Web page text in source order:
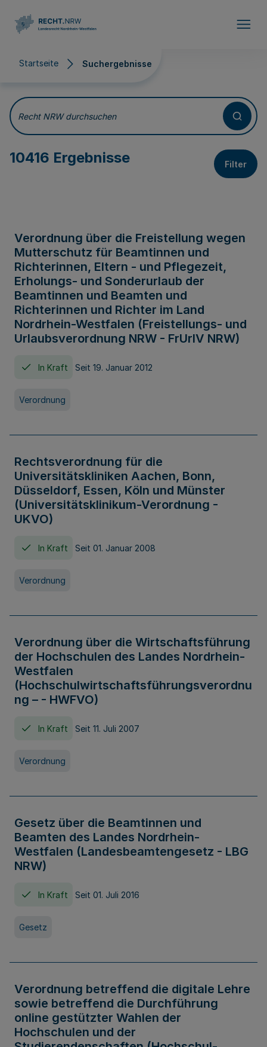
Startseite Suchergebnisse
Suchergebnisse
Recht NRW durchsuchen
10416 Ergebnisse Filter
Verordnung über die Freistellung wegen
Mutterschutz für Beamtinnen und
Richterinnen, Eltern - und Pflegezeit,
Erholungs- und Sonderurlaub der
Beamtinnen und Beamten und
Richterinnen und Richter im Land
Nordrhein-Westfalen (Freistellungs- und
Urlaubsverordnung NRW - FrUrlV NRW)
In Kraft Seit 19. Januar 2012
Verordnung
Rechtsverordnung für die
Universitätskliniken Aachen, Bonn,
Düsseldorf, Essen, Köln und Münster
(Universitätsklinikum-Verordnung -
UKVO)
In Kraft Seit 01. Januar 2008
Verordnung
Verordnung über die Wirtschaftsführung
der Hochschulen des Landes Nordrhein-
Westfalen
(Hochschulwirtschaftsführungsverordnu
ng – - HWFVO)
In Kraft Seit 11. Juli 2007
Verordnung
Gesetz über die Beamtinnen und
Beamten des Landes Nordrhein-
Westfalen (Landesbeamtengesetz - LBG
NRW)
In Kraft Seit 01. Juli 2016
Gesetz
Verordnung betreffend die digitale Lehre
sowie betreffend die Durchführung
online gestützter Wahlen der
Hochschulen und der